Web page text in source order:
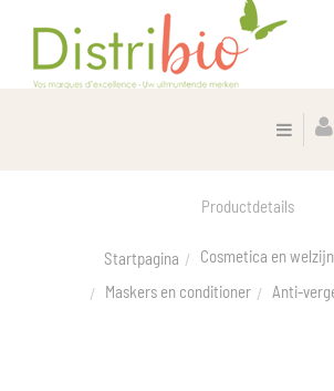
Productdetails
Startpagina Cosmetica en welzijn
Maskers en conditioner
Anti-